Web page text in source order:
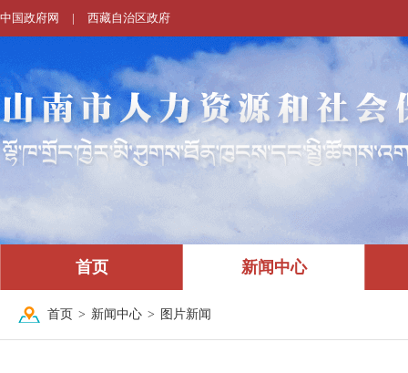
中国政府网 | 西藏自治区政府
首页 新闻中心
首页 > 新闻中心 > 图片新闻